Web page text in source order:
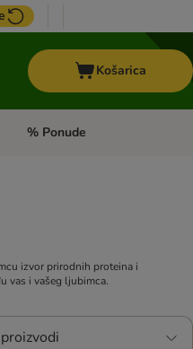
Košarica
Pregled kategorija: Top marke
% Ponude
izvor prirodnih proteina i
vas i vašeg ljubimca.